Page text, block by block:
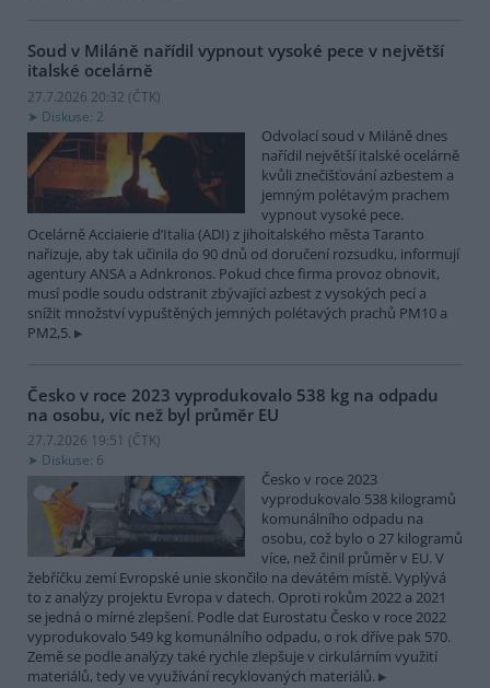
Soud v Miláně nařídil vypnout vysoké pece v největší
italské ocelárně
27.7.2026 20:32 (ČTK)
Diskuse: 2
Odvolací soud v Miláně dnes
nařídil největší italské ocelárně
kvůli znečišťování azbestem a
jemným polétavým prachem
vypnout vysoké pece.
Ocelárně Acciaierie d’Italia (ADI) z jihoitalského města Taranto
nařizuje, aby tak učinila do 90 dnů od doručení rozsudku, informují
agentury ANSA a Adnkronos. Pokud chce firma provoz obnovit,
musí podle soudu odstranit zbývající azbest z vysokých pecí a
snížit množství vypuštěných jemných polétavých prachů PM10 a
PM2,5.
Česko v roce 2023 vyprodukovalo 538 kg na odpadu
na osobu, víc než byl průměr EU
27.7.2026 19:51 (ČTK)
Diskuse: 6
Česko v roce 2023
vyprodukovalo 538 kilogramů
komunálního odpadu na
osobu, což bylo o 27 kilogramů
více, než činil průměr v EU. V
žebříčku zemí Evropské unie skončilo na devátém místě. Vyplývá
to z analýzy projektu Evropa v datech. Oproti rokům 2022 a 2021
se jedná o mírné zlepšení. Podle dat Eurostatu Česko v roce 2022
vyprodukovalo 549 kg komunálního odpadu, o rok dříve pak 570.
Země se podle analýzy také rychle zlepšuje v cirkulárním využití
materiálů, tedy ve využívání recyklovaných materiálů.